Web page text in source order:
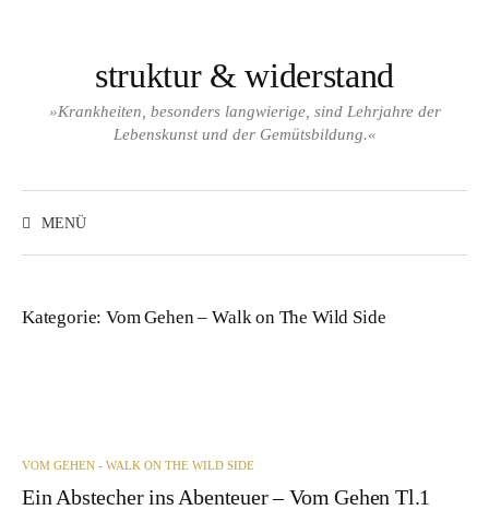
struktur & widerstand
»Krankheiten, besonders langwierige, sind Lehrjahre der
Lebenskunst und der Gemütsbildung.«
MENÜ
Kategorie:Vom Gehen – Walk on The Wild Side
VOM GEHEN - WALK ON THE WILD SIDE
Ein Abstecher ins Abenteuer – Vom Gehen Tl.1